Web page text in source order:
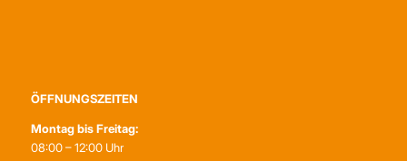
ÖFFNUNGSZEITEN
Montag bis Freitag:
08:00 – 12:00 Uhr